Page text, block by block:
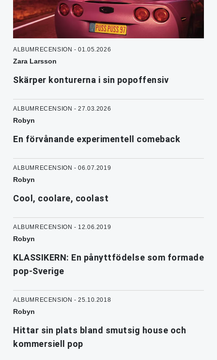
ALBUMRECENSION - 01.05.2026
Zara Larsson
Skärper konturerna i sin popoffensiv
ALBUMRECENSION - 27.03.2026
Robyn
En förvånande experimentell comeback
ALBUMRECENSION - 06.07.2019
Robyn
Cool, coolare, coolast
ALBUMRECENSION - 12.06.2019
Robyn
KLASSIKERN: En pånyttfödelse som formade
pop-Sverige
ALBUMRECENSION - 25.10.2018
Robyn
Hittar sin plats bland smutsig house och
kommersiell pop